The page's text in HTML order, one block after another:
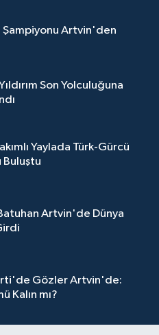
Şampiyonu Artvin'den
Son Yolculuğuna
Yaylada Türk-Gürcü
Buluştu
Artvin'de Dünya
Gözler Artvin'de:
Kalın mı?